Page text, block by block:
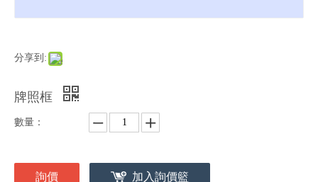
分享到:
牌照框
數量：
詢價 加入詢價籃